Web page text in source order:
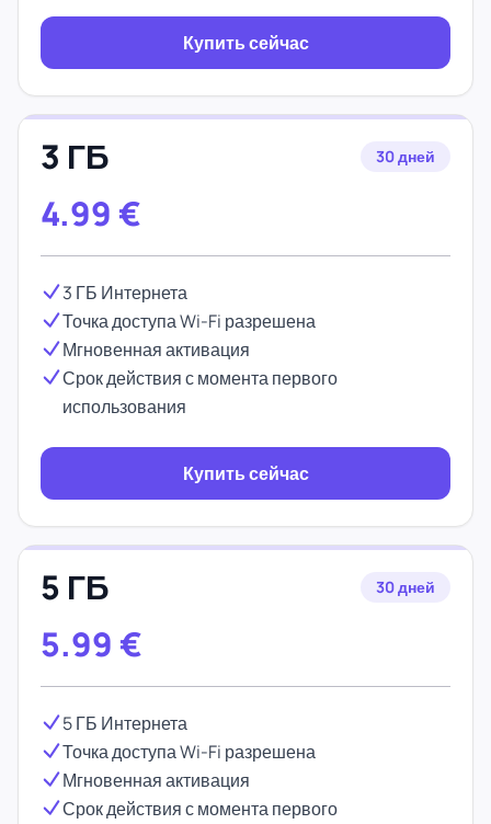
Купить сейчас
3 ГБ 30 дней
4.99 €
3 ГБ Интернета
Точка доступа Wi-Fi разрешена
Мгновенная активация
Срок действия с момента первого
использования
Купить сейчас
5 ГБ 30 дней
5.99 €
5 ГБ Интернета
Точка доступа Wi-Fi разрешена
Мгновенная активация
Срок действия с момента первого